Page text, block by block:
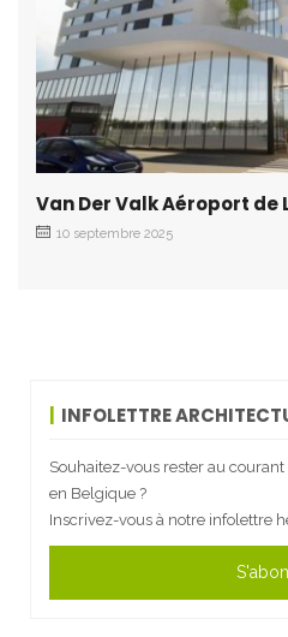
Van Der Valk Aéroport de
10 septembre 2025
INFOLETTRE
Souhaitez-vous rester au
en Belgique ?
Inscrivez-vous à notre infolettre